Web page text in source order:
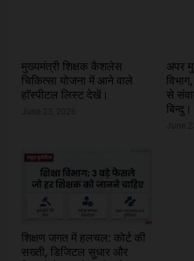
मुख्यमंत्री शिक्षक कैशलेस
चिकित्सा योजना में आने वाले
हाॅस्पीटल लिस्ट देखें।
अपर
से
बिन्दु।
शिक्षण जगत में हलचल: कोर्ट की
सख्ती, डिजिटल सुधार और